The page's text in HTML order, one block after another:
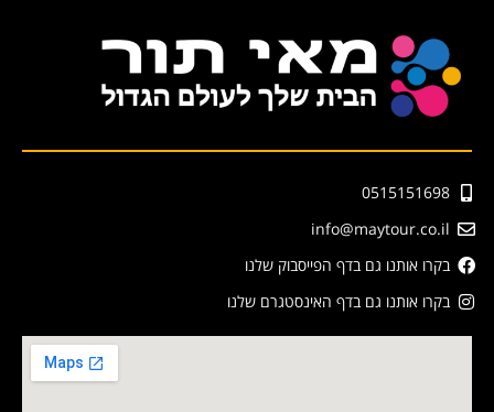
0515151698
info@maytour.co.il
בקרו אותנו גם בדף הפייסבוק שלנו
בקרו אותנו גם בדף האינסטגרם שלנו